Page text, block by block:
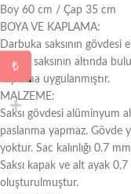
Boy 60 cm / Çap 35 cm
BOYA VE KAPLAMA:
Darbuka saksının gövdesi
Büyük saksının altında
kaplama uygulanmıştır.
MALZEME:
Saksı gövdesi alüminyum
paslanma yapmaz. Gövde
yoktur. Sac kalınlığı 0.7
Saksı kapak ve alt ayak
oluşturulmuştur.
₺